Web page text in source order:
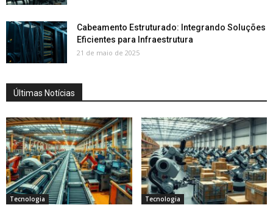
Cabeamento Estruturado: Integrando Soluções
Eficientes para Infraestrutura
21 de maio de 2025
Últimas Notícias
Tecnologia Tecnologia